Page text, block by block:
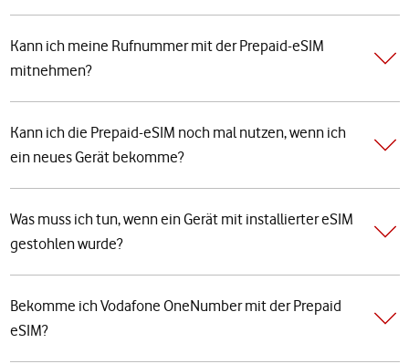
Kann ich meine Rufnummer mit der Prepaid-eSIM
mitnehmen?
Kann ich die Prepaid-eSIM noch mal nutzen, wenn ich
ein neues Gerät bekomme?
Was muss ich tun, wenn ein Gerät mit installierter eSIM
gestohlen wurde?
Bekomme ich Vodafone OneNumber mit der Prepaid
eSIM?